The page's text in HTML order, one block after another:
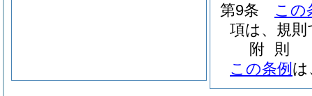
第9条
この
項は、規
附 則
この条例 は